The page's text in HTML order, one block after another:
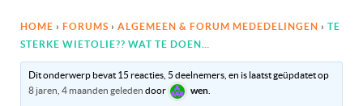
HOME › FORUMS › ALGEMEEN & FORUM MEDEDELINGEN › TE
STERKE WIETOLIE?? WAT TE DOEN…
Dit onderwerp bevat 15 reacties, 5 deelnemers, en is laatst geüpdatet op
8 jaren, 4 maanden geleden door wen